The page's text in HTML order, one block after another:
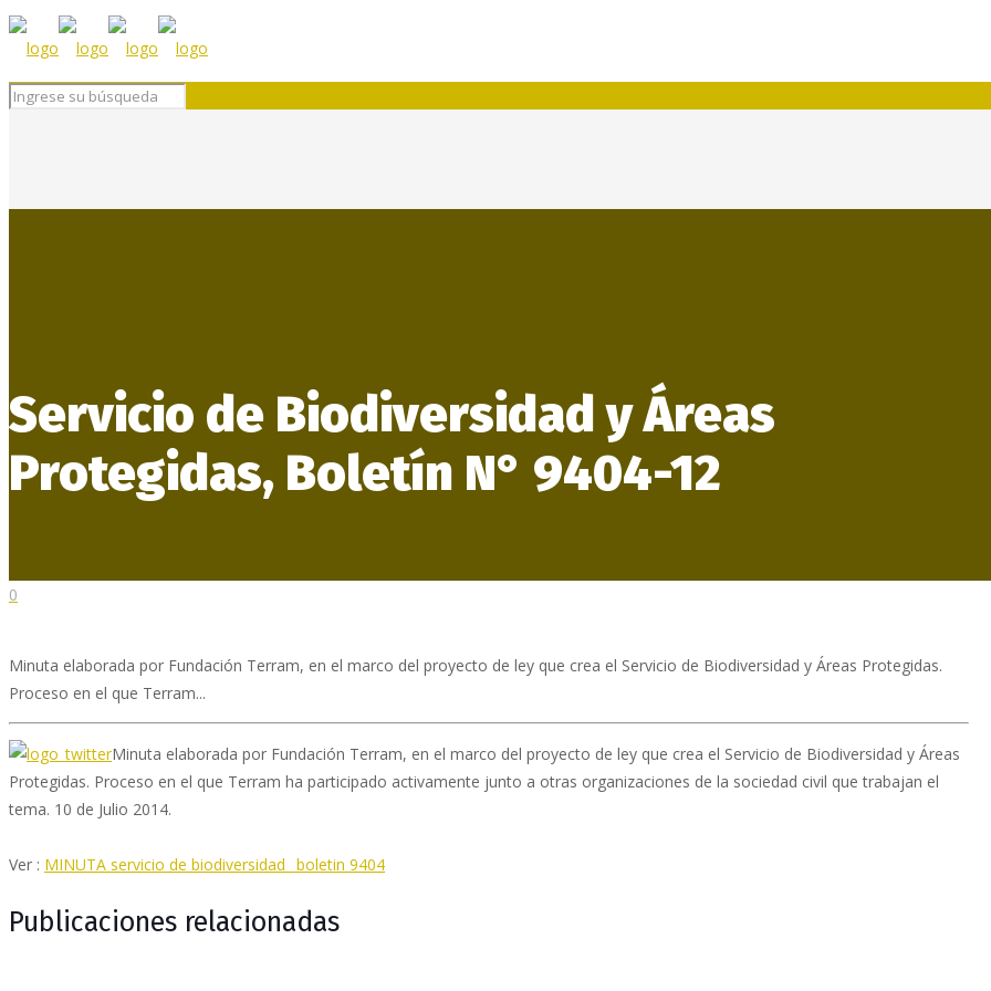
Servicio de Biodiversidad y Áreas
Protegidas, Boletín N° 9404-12
0
Minuta elaborada por Fundación Terram, en el marco del proyecto de ley que crea el Servicio de Biodiversidad y Áreas Protegidas.
Proceso en el que Terram...
Minuta elaborada por Fundación Terram, en el marco del proyecto de ley que crea el Servicio de Biodiversidad y Áreas
Protegidas. Proceso en el que Terram ha participado activamente junto a otras organizaciones de la sociedad civil que trabajan el
tema. 10 de Julio 2014.
Ver : MINUTA servicio de biodiversidad_ boletin 9404
Publicaciones relacionadas